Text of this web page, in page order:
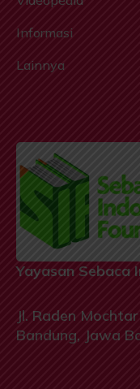
Informasi
Lainnya
Yayasan Sebaca
Jl. Raden
Bandung, Jawa